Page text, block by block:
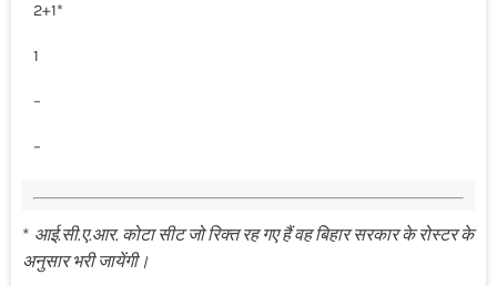
2+1*
1
–
–
* आई.सी.ए.आर. कोटा सीट जो रिक्त रह गए हैं वह बिहार सरकार के रोस्टर के
अनुसार भरी जायेंगी।